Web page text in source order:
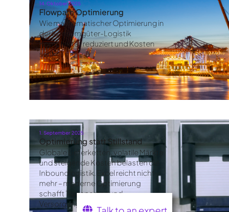
14. Oktober 2025
Flowpath Optimierung
Wie mathematischer Optimierung in
der Konsumgüter-Logistik
Komplexität reduziert und Kosten
senkt.
1. September 2025
Optimierung statt Stillstand
Globale Lieferketten, volatile Märkte
und steigende Kosten belasten die
Inboundlogistik. Excel reicht nicht
mehr – moderne Optimierung
schafft Transparenz und
Versorgungssicherheit.